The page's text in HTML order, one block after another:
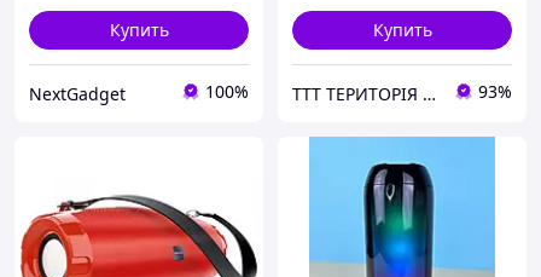
Купить
NextGadget 100%
Купить
ТТТ ТЕРИТОРІЯ ТВОЄЇ ТЕХНІКИ 93%